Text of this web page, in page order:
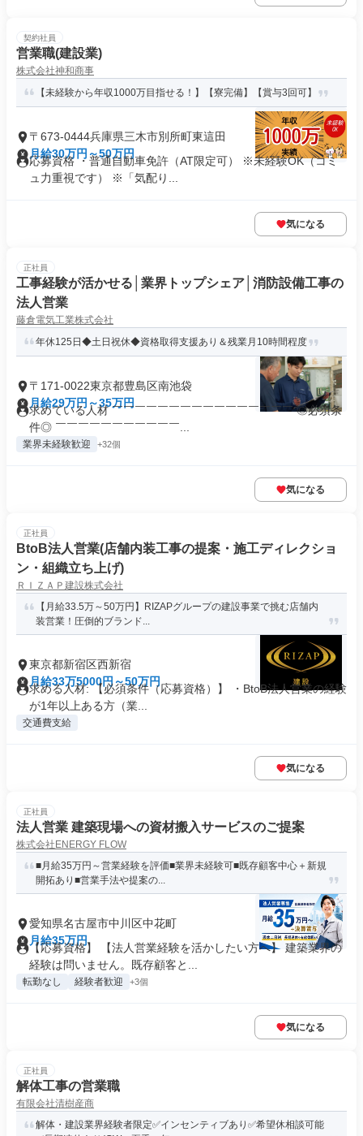
契約社員
営業職(建設業)
株式会社神和商事
【未経験から年収1000万目指せる！】【寮完備】【賞与3回可】
〒673-0444兵庫県三木市別所町東這田
月給30万円～50万円
応募資格 ・普通自動車免許（AT限定可） ※未経験OK（コミ
ュ力重視です） ※「気配り...
気になる
正社員
工事経験が活かせる│業界トップシェア│消防設備工事の
法人営業
藤倉電気工業株式会社
年休125日◆土日祝休◆資格取得支援あり＆残業月10時間程度
〒171-0022東京都豊島区南池袋
月給29万円～35万円
求めている人材 ￣￣￣￣￣￣￣￣￣￣￣￣￣￣￣￣ ◎必須条
件◎ ￣￣￣￣￣￣￣￣￣￣￣...
業界未経験歓迎 +32個
気になる
正社員
BtoB法人営業(店舗内装工事の提案・施工ディレクショ
ン・組織立ち上げ)
ＲＩＺＡＰ建設株式会社
【月給33.5万～50万円】RIZAPグループの建設事業で挑む店舗内
装営業！圧倒的ブランド...
東京都新宿区西新宿
月給33万5000円～50万円
求める人材: 【必須条件（応募資格）】 ・BtoB法人営業の経験
が1年以上ある方（業...
交通費支給
気になる
正社員
法人営業 建築現場への資材搬入サービスのご提案
株式会社ENERGY FLOW
■月給35万円～営業経験を評価■業界未経験可■既存顧客中心＋新規
開拓あり■営業手法や提案の...
愛知県名古屋市中川区中花町
月給35万円
【応募資格】 【法人営業経験を活かしたい方へ】 建築業界の
経験は問いません。既存顧客と...
転勤なし 経験者歓迎 +3個
気になる
正社員
解体工事の営業職
有限会社清樹産商
解体・建設業界経験者限定✅インセンティブあり✅希望休相談可能